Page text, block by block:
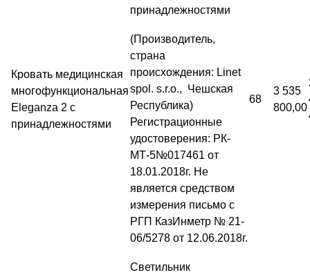
Кровать медицинская
многофункциональная
Eleganza 2 c
принадлежностями
принадлежностями
68
3 535
800,00
(Производитель,
страна
происхождения: Linet
spol. s.r.o., Чешская
Республика)
Регистрационные
удостоверения: РК-
МТ-5№017461 от
18.01.2018г. Не
является средством
измерения письмо с
РГП КазИнметр № 21-
06/5278 от 12.06.2018г.
Светильник